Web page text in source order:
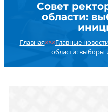
СТУДЕНТУ
ДОПОБРАЗОВАНИЕ
ОБ УНИВЕРСИТЕТЕ
Совет
области:
Главная×××Главные новости
области: выборы